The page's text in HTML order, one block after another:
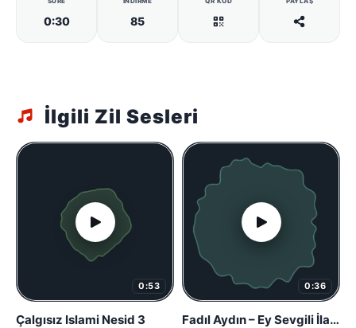
0:30 85
İlgili Zil Sesleri
0:53
Çalgısız Islami Nesid 3
0:36
Fadıl Aydın – Ey Sevgili İlahisi